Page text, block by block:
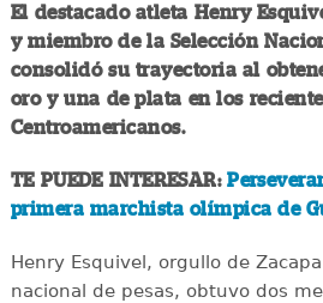
El destacado atleta Henry
y miembro de la Selección
consolidó su trayectoria al
oro y una de plata en los
Centroamericanos.
TE PUEDE INTERESAR:
primera marchista olímpica de
Henry Esquivel, orgullo de
nacional de pesas, obtuvo dos